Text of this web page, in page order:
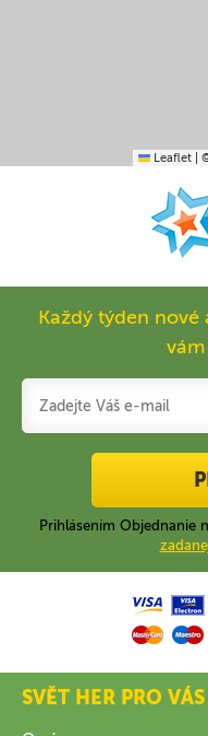
Leaflet
Každý týden nové
Prihlásením Objednanie
SVĚT HER PRO VÁS